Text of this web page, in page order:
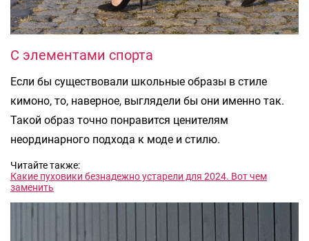
С элементами спорта
Если бы существовали школьные образы в стиле
кимоно, то, наверное, выглядели бы они именно так.
Такой образ точно понравится ценителям
неординарного подхода к моде и стилю.
Читайте также:
Какие пуховики безнадежно устарели для 2024. Вот чем
заменить